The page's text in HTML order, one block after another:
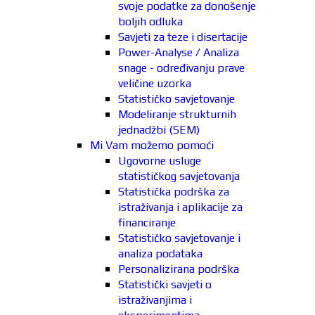
svoje podatke za donošenje
boljih odluka
Savjeti za teze i disertacije
Power-Analyse / Analiza
snage - određivanju prave
veličine uzorka
Statističko savjetovanje
Modeliranje strukturnih
jednadžbi (SEM)
Mi Vam možemo pomoći
Ugovorne usluge
statističkog savjetovanja
Statistička podrška za
istraživanja i aplikacije za
financiranje
Statističko savjetovanje i
analiza podataka
Personalizirana podrška
Statistički savjeti o
istraživanjima i